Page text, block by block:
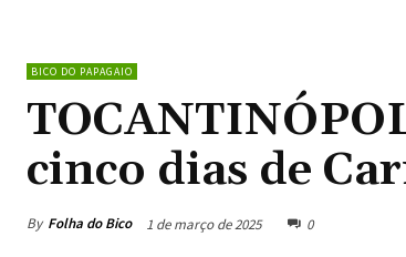
BICO DO PAPAGAIO
cinco dias de
By Folha do Bico 1 de março de 2025 0